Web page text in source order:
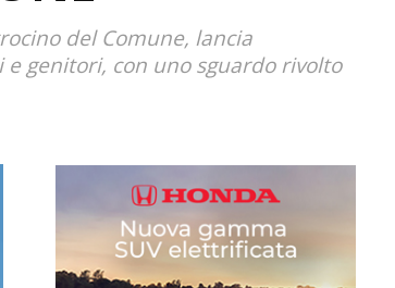
del Comune, lancia
genitori, con uno sguardo rivolto